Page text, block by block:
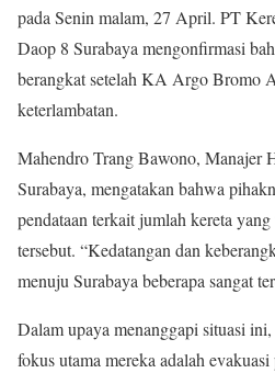
pada Senin malam, 27 April. PT
Daop 8 Surabaya mengonfirmasi
berangkat setelah KA Argo Bromo
keterlambatan.
Mahendro Trang Bawono, Manajer
Surabaya, mengatakan bahwa
pendataan terkait jumlah kereta
tersebut. “Kedatangan dan
menuju Surabaya beberapa sangat
Dalam upaya menanggapi situasi
fokus utama mereka adalah